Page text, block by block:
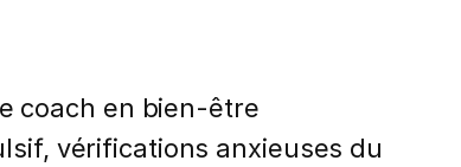
coach en bien-être
vérifications anxieuses du